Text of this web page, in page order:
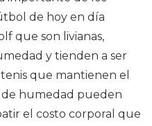
de hoy en día
que son livianas,
y tienden a ser
que mantienen el
humedad pueden
el costo corporal que